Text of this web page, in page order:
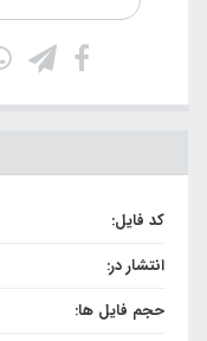
کد فایل:
انتشار در:
حجم فایل ها: